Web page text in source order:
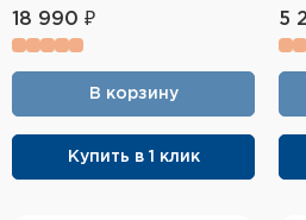
Фальшпатроны
Оружейные шкафы и
18 990 ₽
В корзину
Купить в 1 клик
5